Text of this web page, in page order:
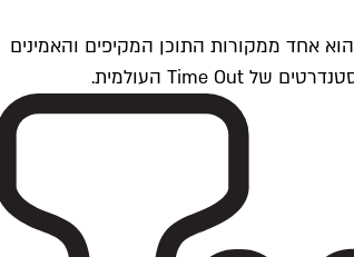
Time Outתל אביב הוא חלק מרשת Time Out Global — רשת מדיה בינלאומית הפועלת ב-360 ערים מרכזיות וב-60 מדינות ברחבי העולם. Time Out הוא אחד ממקורות התוכן המקיפים והאמינים